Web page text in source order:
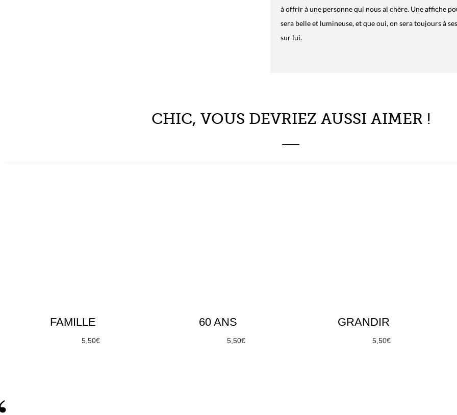
à offrir à une personne qui nous ai chère. Une affiche
sera belle et lumineuse, et que oui, on sera toujours à
sur lui.
CHIC, VOUS DEVRIEZ AUSSI AIMER !
FAMILLE
5,50€
60 ANS
5,50€
GRANDIR
5,50€